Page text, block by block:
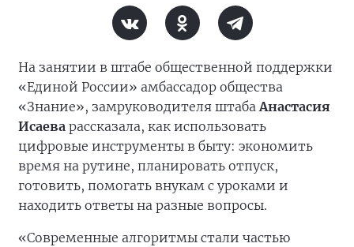
На занятии в штабе общественной поддержки
«Единой России» амбассадор общества
«Знание», замруководителя штабаАнастасия
Исаева рассказала, как использовать
цифровые инструменты в быту: экономить
время на рутине, планировать отпуск,
готовить, помогать внукам с уроками и
находить ответы на разные вопросы.
«Современные алгоритмы стали частью